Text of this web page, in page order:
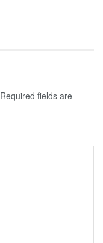
Required fields are